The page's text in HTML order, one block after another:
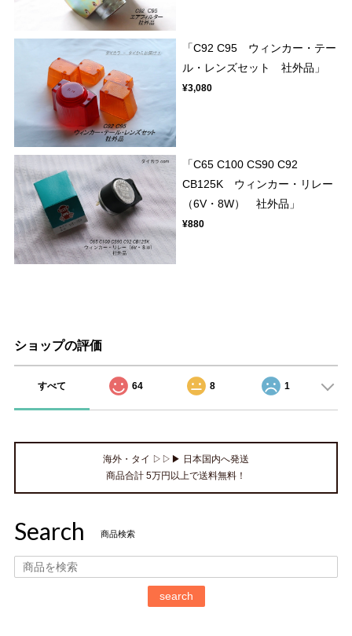
「C92 C95 ウィンカー・テー
ル・レンズセット 社外品」
¥3,080
「C65 C100 CS90 C92
CB125K ウィンカー・リレー
（6V・8W） 社外品」
¥880
ショップの評価
すべて 64 8 1
海外・タイ ▷▷▶ 日本国内へ発送
商品合計 5万円以上で送料無料！
Search 商品検索
search